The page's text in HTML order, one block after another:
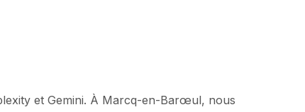
et Gemini. À Marcq-en-Barœul, nous